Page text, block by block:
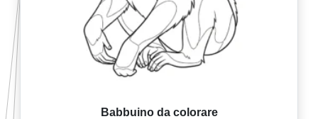
Babbuino da colorare